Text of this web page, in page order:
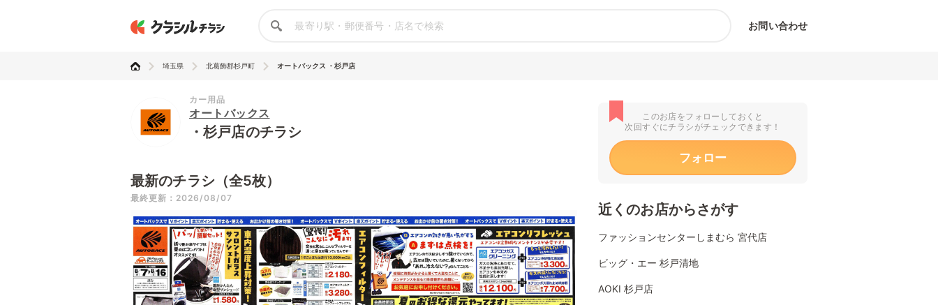
お問い合わせ
埼玉県 北葛飾郡杉戸町 オートバックス ・杉戸店
カー用品
オートバックス
・杉戸店のチラシ
最新のチラシ（全5枚）
最終更新：2026/08/07
このお店をフォローしておくと
次回すぐにチラシがチェックできます！
フォロー
近くのお店からさがす
ファッションセンターしまむら 宮代店
ビッグ・エー 杉戸清地
AOKI 杉戸店